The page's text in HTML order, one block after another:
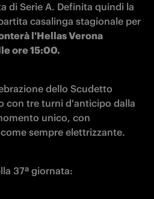
di Serie A. Definita quindi la
casalinga stagionale per
l'Hellas Verona
ore 15:00.
dello Scudetto
con tre turni d'anticipo dalla
unico, con
sempre elettrizzante.
37ª giornata: